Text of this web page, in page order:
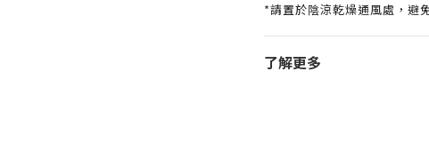
*請置於陰涼乾燥通風處，避
了解更多